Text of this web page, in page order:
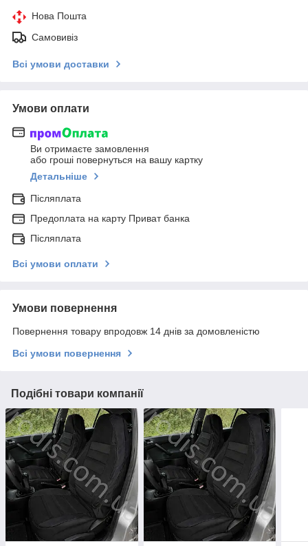
Нова Пошта
Самовивіз
Всі умови доставки
Умови оплати
Ви отримаєте замовлення
або гроші повернуться на вашу картку
Детальніше
Післяплата
Предоплата на карту Приват банка
Післяплата
Всі умови оплати
Умови повернення
Повернення товару впродовж 14 днів за домовленістю
Всі умови повернення
Подібні товари компанії